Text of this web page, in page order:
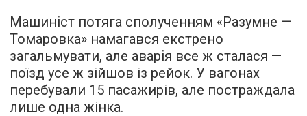
Машиніст потяга сполученням «Разумне —
Томаровка» намагався екстрено
загальмувати, але аварія все ж сталася —
поїзд усе ж зійшов із рейок. У вагонах
перебували 15 пасажирів, але постраждала
лише одна жінка.